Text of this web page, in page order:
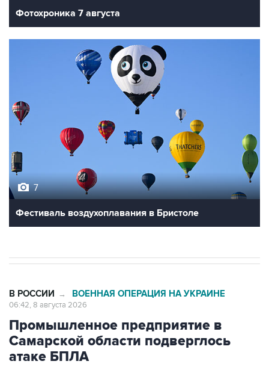
Фотохроника 7 августа
7
Фестиваль воздухоплавания в Бристоле
В РОССИИ → ВОЕННАЯ ОПЕРАЦИЯ НА УКРАИНЕ
06:42, 8 августа 2026
Промышленное предприятие в
Самарской области подверглось
атаке БПЛА